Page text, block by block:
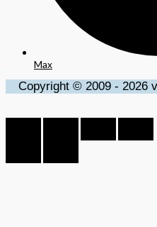
Max
Copyright © 2009 - 2026